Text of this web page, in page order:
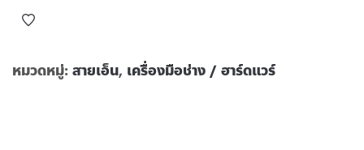
หมวดหมู่: สายเอ็น, เครื่องมือช่าง / ฮาร์ดแวร์